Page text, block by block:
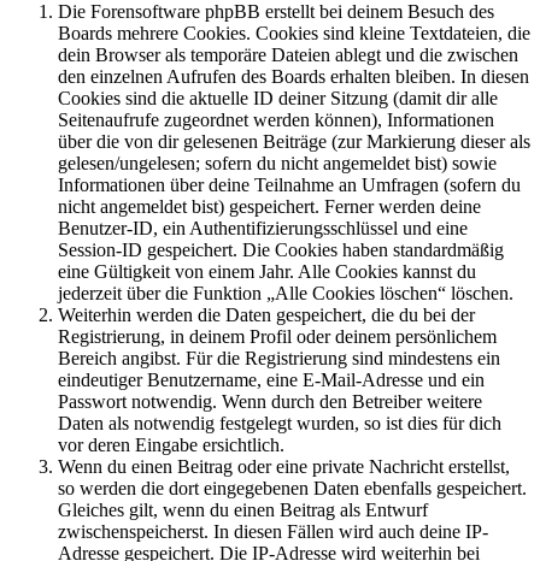
Die Forensoftware phpBB erstellt bei deinem Besuch des
Boards mehrere Cookies. Cookies sind kleine Textdateien, die
dein Browser als temporäre Dateien ablegt und die zwischen
den einzelnen Aufrufen des Boards erhalten bleiben. In diesen
Cookies sind die aktuelle ID deiner Sitzung (damit dir alle
Seitenaufrufe zugeordnet werden können), Informationen
über die von dir gelesenen Beiträge (zur Markierung dieser als
gelesen/ungelesen; sofern du nicht angemeldet bist) sowie
Informationen über deine Teilnahme an Umfragen (sofern du
nicht angemeldet bist) gespeichert. Ferner werden deine
Benutzer-ID, ein Authentifizierungsschlüssel und eine
Session-ID gespeichert. Die Cookies haben standardmäßig
eine Gültigkeit von einem Jahr. Alle Cookies kannst du
jederzeit über die Funktion „Alle Cookies löschen“ löschen.
Weiterhin werden die Daten gespeichert, die du bei der
Registrierung, in deinem Profil oder deinem persönlichem
Bereich angibst. Für die Registrierung sind mindestens ein
eindeutiger Benutzername, eine E-Mail-Adresse und ein
Passwort notwendig. Wenn durch den Betreiber weitere
Daten als notwendig festgelegt wurden, so ist dies für dich
vor deren Eingabe ersichtlich.
Wenn du einen Beitrag oder eine private Nachricht erstellst,
so werden die dort eingegebenen Daten ebenfalls gespeichert.
Gleiches gilt, wenn du einen Beitrag als Entwurf
zwischenspeicherst. In diesen Fällen wird auch deine IP-
Adresse gespeichert. Die IP-Adresse wird weiterhin bei